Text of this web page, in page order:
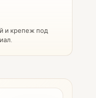
и крепеж под